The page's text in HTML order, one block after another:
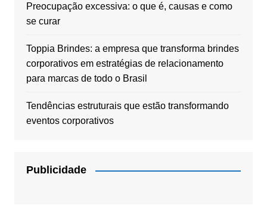
Preocupação excessiva: o que é, causas e como
se curar
Toppia Brindes: a empresa que transforma brindes
corporativos em estratégias de relacionamento
para marcas de todo o Brasil
Tendências estruturais que estão transformando
eventos corporativos
Publicidade